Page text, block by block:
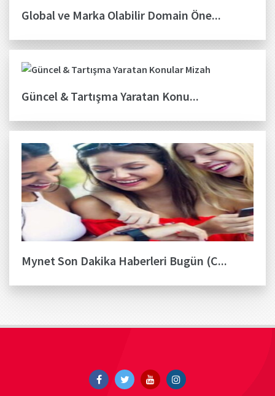
Global ve Marka Olabilir Domain Öne...
Güncel & Tartışma Yaratan Konu...
Mynet Son Dakika Haberleri Bugün (C...